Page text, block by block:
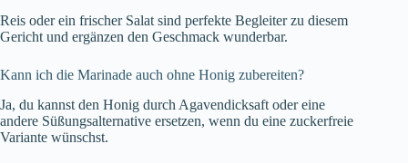
Reis oder ein frischer Salat sind perfekte Begleiter zu diesem
Gericht und ergänzen den Geschmack wunderbar.
Kann ich die Marinade auch ohne Honig zubereiten?
Ja, du kannst den Honig durch Agavendicksaft oder eine
andere Süßungsalternative ersetzen, wenn du eine zuckerfreie
Variante wünschst.